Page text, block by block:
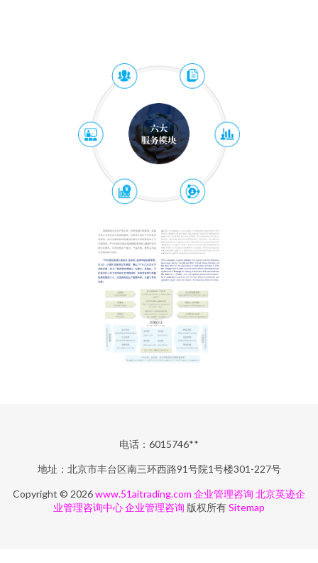
电话：6015746**
地址：北京市丰台区南三环西路91号院1号楼301-227号
Copyright © 2026www.51aitrading.com 企业管理咨询 北京英迹企
业管理咨询中心企业管理咨询 版权所有Sitemap